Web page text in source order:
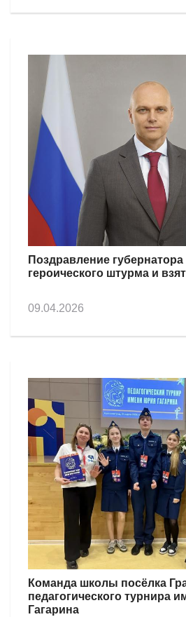
Поздравление
героического штурма и
09.04.2026
Команда школы посёлка
педагогического турнира
Гагарина